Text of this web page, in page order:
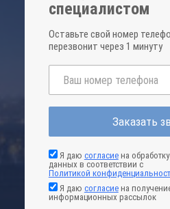
специалистом
Оставьте свой номер
перезвонит через 1 минуту
Заказать
Я даю согласиена
данных в соответствии с
Политикой
Я даю согласиена
информационных рассылок